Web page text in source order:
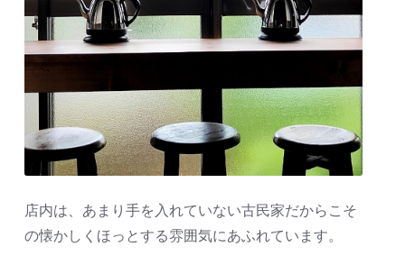
店内は、あまり手を入れていない古民家だからこそ
の懐かしくほっとする雰囲気にあふれています。